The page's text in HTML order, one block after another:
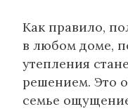
Как правило,
в любом доме,
утепления
решением. Это
семье